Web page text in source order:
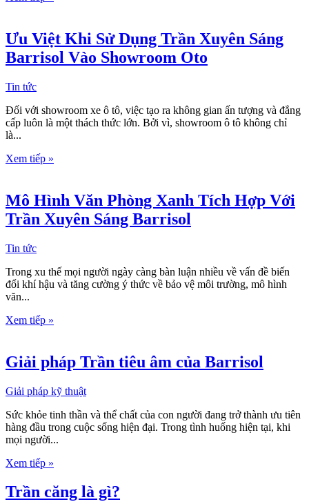
Ưu Việt Khi Sử Dụng Trần Xuyên Sáng
Barrisol Vào Showroom Oto
Tin tức
Đối với showroom xe ô tô, việc tạo ra không gian ấn tượng và đẳng
cấp luôn là một thách thức lớn. Bởi vì, showroom ô tô không chỉ
là...
Xem tiếp »
Mô Hình Văn Phòng Xanh Tích Hợp Với
Trần Xuyên Sáng Barrisol
Tin tức
Trong xu thế mọi người ngày càng bàn luận nhiều về vấn đề biến
đổi khí hậu và tăng cường ý thức về bảo vệ môi trường, mô hình
văn...
Xem tiếp »
Giải pháp Trần tiêu âm của Barrisol
Giải pháp kỹ thuật
Sức khỏe tinh thần và thể chất của con người đang trở thành ưu tiên
hàng đầu trong cuộc sống hiện đại. Trong tình huống hiện tại, khi
mọi người...
Xem tiếp »
Trần căng là gì?